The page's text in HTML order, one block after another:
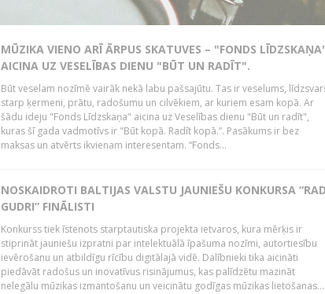
MŪZIKA VIENO ARĪ ĀRPUS SKATUVES – "FONDS
AICINA UZ VESELĪBAS DIENU "BŪT UN RADĪT".
Būt veselam nozīmē vairāk nekā labu pašsajūtu. Tas ir veselums,
starp ķermeni, prātu, radošumu un cilvēkiem, ar kuriem esam kopā. Ar
šādu ideju "Fonds Līdzskaņa" aicina uz Veselības dienu "Būt un radīt",
kuras šī gada vadmotīvs ir "Būt kopā. Radīt kopā.”. Pasākums ir bez
maksas un atvērts ikvienam interesentam. “Fonds...
NOSKAIDROTI BALTIJAS VALSTU JAUNIEŠU KONKURSA
GUDRI” FINĀLISTI
Konkurss tiek īstenots starptautiska projekta ietvaros, kura mērķis ir
stiprināt jauniešu izpratni par intelektuālā īpašuma nozīmi, autortiesību
ievērošanu un atbildīgu rīcību digitālajā vidē. Dalībnieki tika aicināti
piedāvāt radošus un inovatīvus risinājumus, kas palīdzētu mazināt
nelegālu mūzikas izmantošanu un veicinātu godīgas mūzikas lietošanas...